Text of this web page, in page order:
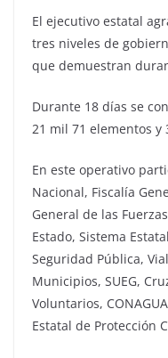
El ejecutivo estatal
tres niveles de
que demuestran
Durante 18 días se
21 mil 71 elementos y
En este operativo
Nacional, Fiscalía
General de las
Estado, Sistema
Seguridad Pública,
Municipios, SUEG,
Voluntarios,
Estatal de Protección